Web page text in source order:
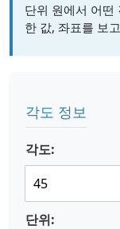
단위 원에서 어떤
한 값, 좌표를 보
각도 정보
각도:
단위: